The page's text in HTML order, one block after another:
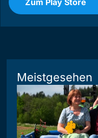
Zum Play Store
Meistgesehen